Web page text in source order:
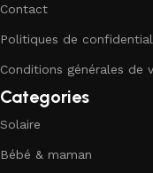
Contact
Politiques de
Conditions générales de
Categories
Solaire
Bébé & maman